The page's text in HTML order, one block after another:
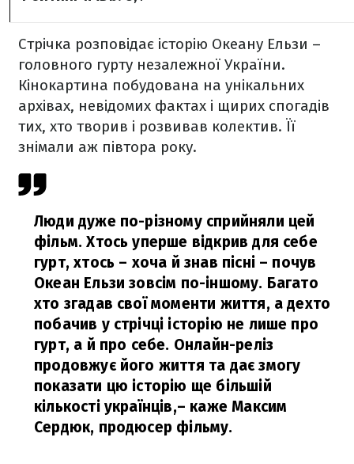
Стрічка розповідає історію Океану Ельзи –
головного гурту незалежної України.
Кінокартина побудована на унікальних
архівах, невідомих фактах і щирих спогадів
тих, хто творив і розвивав колектив. Її
знімали аж півтора року.
Люди дуже по-різному сприйняли цей
фільм. Хтось уперше відкрив для себе
гурт, хтось – хоча й знав пісні – почув
Океан Ельзи зовсім по-іншому. Багато
хто згадав свої моменти життя, а дехто
побачив у стрічці історію не лише про
гурт, а й про себе. Онлайн-реліз
продовжує його життя та дає змогу
показати цю історію ще більшій
кількості українців,– каже Максим
Сердюк, продюсер фільму.